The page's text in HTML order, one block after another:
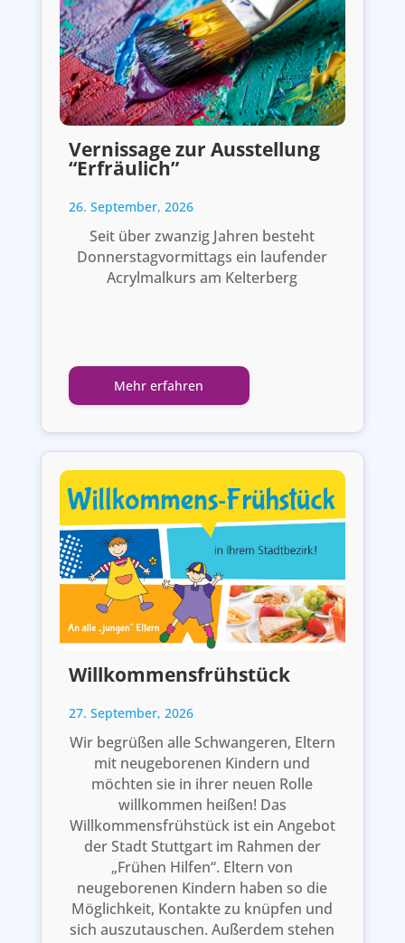
Vernissage zur Ausstellung
“Erfräulich”
26. September, 2026
Seit über zwanzig Jahren besteht
Donnerstagvormittags ein laufender
Acrylmalkurs am Kelterberg
Mehr erfahren
Willkommensfrühstück
27. September, 2026
Wir begrüßen alle Schwangeren, Eltern
mit neugeborenen Kindern und
möchten sie in ihrer neuen Rolle
willkommen heißen! Das
Willkommensfrühstück ist ein Angebot
der Stadt Stuttgart im Rahmen der
„Frühen Hilfen“. Eltern von
neugeborenen Kindern haben so die
Möglichkeit, Kontakte zu knüpfen und
sich auszutauschen. Außerdem stehen